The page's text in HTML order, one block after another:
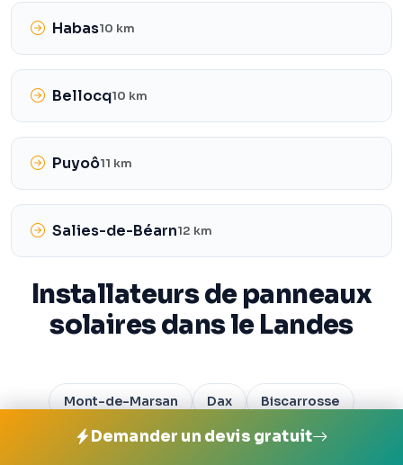
Habas10 km
Bellocq10 km
Puyoô11 km
Salies-de-Béarn12 km
Installateurs de panneaux
solaires dans le Landes
Mont-de-Marsan Dax Biscarrosse
Saint-Paul-lès-Dax Tarnos
Demander un devis gratuit